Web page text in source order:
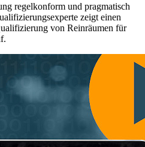
regelkonform und pragmatisch
zeigt einen
von Reinräumen für